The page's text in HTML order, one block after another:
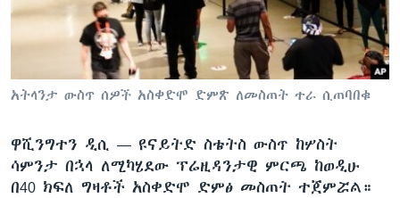
ቋንቋዎች
አትላንታ ውስጥ ሰዎች አስቀድሞ ድምጽ ለመስጠት ተራ ሲጠባበቁ
ዋሺንግተን ዲሲ — ዩናይትድ ስቴትስ ውስጥ ከሦስት
ሳምንታ በኋላ ለሚካሄደው ፕሬዚዳንታዊ ምርጫ ከወዲሁ
በ40 ክፍለ ግዛቶች አስቀድሞ ድምፅ መስጠት ተጀምሯል።